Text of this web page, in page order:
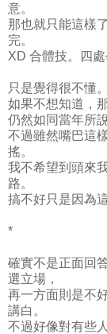
意。
那也就只能這樣
完。
XD 合體技。四
只是覺得很不懂
如果不想知道，
仍然如同當年所
不過雖然嘴巴這
搖。
我不希望到頭來
路。
搞不好只是因為
*
確實不是正面回
選立場，
再一方面則是不
講白。
不過好像對有些